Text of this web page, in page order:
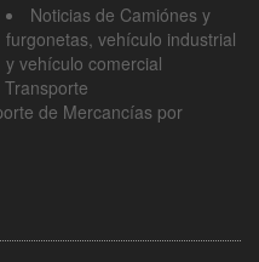
Noticias de Camiónes y
furgonetas, vehículo industrial
y vehículo comercial
de Mercancías por